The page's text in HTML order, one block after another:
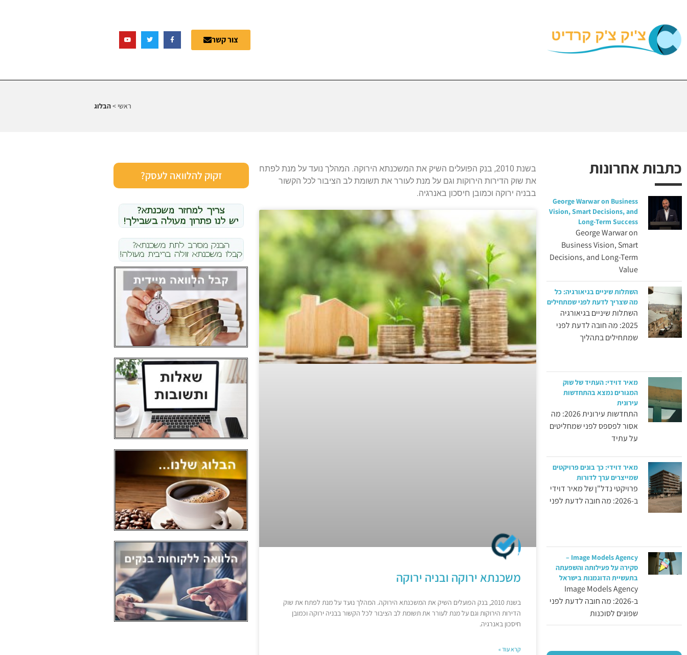
צור קשר
ראשי >הבלוג
כתבות אחרונות
George Warwar on Business
Vision, Smart Decisions, and
Long-Term Success
George Warwar on
Business Vision, Smart
Decisions, and Long-Term
Value
השתלות שיניים בגיאורגיה: כל
מה שצריך לדעת לפני שמתחילים
השתלות שיניים בגיאורגיה
2025: מה חובה לדעת לפני
שמתחילים בתהליך
מאיר דוידי: העתיד של שוק
המגורים נמצא בהתחדשות
עירונית
התחדשות עירונית 2026: מה
אסור לפספס לפני שמחליטים
על עתיד
מאיר דוידי: כך בונים פרויקטים
שמייצרים ערך לדורות
פרויקטי נדל"ן של מאיר דוידי
ב-2026: מה חובה לדעת לפני
Image Models Agency –
סקירה על פעילותה והשפעתה
בתעשיית הדוגמנות בישראל
Image Models Agency
ב-2026: מה חובה לדעת לפני
שפונים לסוכנות
בשנת 2010, בנק הפועלים השיק את המשכנתא הירוקה. המהלך נועד על מנת לפתח
את שוק הדירות הירוקות וגם על מנת לעורר את תשומת לב הציבור לכל הקשור
בבניה ירוקה וכמובן חיסכון באנרגיה.
משכנתא ירוקה ובניה ירוקה
בשנת 2010, בנק הפועלים השיק את המשכנתא הירוקה. המהלך נועד על מנת לפתח את שוק
הדירות הירוקות וגם על מנת לעורר את תשומת לב הציבור לכל הקשור בבניה ירוקה וכמובן
חיסכון באנרגיה.
קרא עוד »
זקוק להלוואה לעסק?